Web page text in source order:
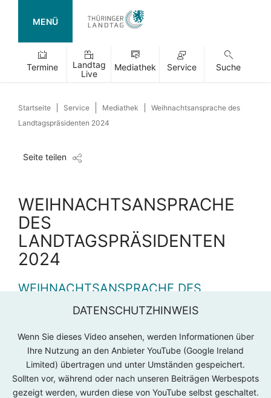
MENÜ
Termine
Landtag
Live
Mediathek Service Suche
Startseite Service Mediathek
Weihnachtsansprache des
Landtagspräsidenten 2024
Seite teilen
WEIHNACHTSANSPRACHE
DES
LANDTAGSPRÄSIDENTEN
2024
WEIHNACHTSANSPRACHE DES
LANDTAGSPRÄSIDENTEN 2024
DATENSCHUTZHINWEIS
Wenn Sie dieses Video ansehen, werden Informationen über
Ihre Nutzung an den Anbieter YouTube (Google Ireland
Limited) übertragen und unter Umständen gespeichert.
Sollten vor, während oder nach unseren Beiträgen Werbespots
gezeigt werden, wurden diese von YouTube selbst geschaltet.